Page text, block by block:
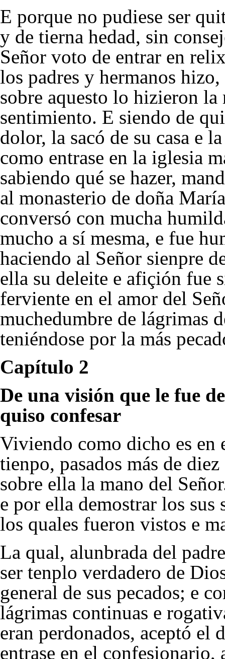
E porque no pudiese ser
y de tierna hedad, sin
Señor voto de entrar en
los padres y hermanos
sobre aquesto lo hizieron
sentimiento. E siendo de
dolor, la sacó de su casa e
como entrase en la iglesia
sabiendo qué se hazer,
al monasterio de doña
conversó con mucha
mucho a sí mesma, e fue
haciendo al Señor sienpre
ella su deleite e afiçión fue
ferviente en el amor del
muchedumbre de lágrimas
teniéndose por la más
Capítulo 2
De una visión que le fue
quiso confesar
Viviendo como dicho es en
tienpo, pasados más de
sobre ella la mano del
e por ella demostrar los sus
los quales fueron vistos e
La qual, alunbrada del
ser tenplo verdadero de
general de sus pecados; e
lágrimas continuas e
eran perdonados, aceptó el
entrase en el confesionario,